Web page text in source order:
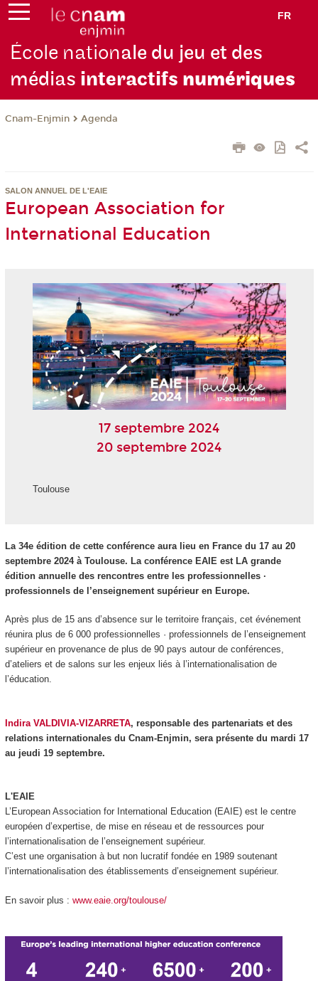
FR
École nationale du jeu et des
médias interactifs numériques
Cnam-Enjmin Agenda
SALON ANNUEL DE L'EAIE
European Association for
International Education
17 septembre 2024
20 septembre 2024
Toulouse
La 34e édition de cette conférence aura lieu en France du 17 au 20
septembre 2024 à Toulouse. La conférence EAIE est LA grande
édition annuelle des rencontres entre les professionnelles ·
professionnels de l’enseignement supérieur en Europe.
Après plus de 15 ans d’absence sur le territoire français, cet événement
réunira plus de 6 000 professionnelles · professionnels de l’enseignement
supérieur en provenance de plus de 90 pays autour de conférences,
d’ateliers et de salons sur les enjeux liés à l’internationalisation de
l’éducation.
Indira VALDIVIA-VIZARRETA, responsable des partenariats et des
relations internationales du Cnam-Enjmin, sera présente du mardi 17
au jeudi 19 septembre.
L'EAIE
L’European Association for International Education (EAIE) est le centre
européen d’expertise, de mise en réseau et de ressources pour
l’internationalisation de l’enseignement supérieur.
C’est une organisation à but non lucratif fondée en 1989 soutenant
l’internationalisation des établissements d’enseignement supérieur.
En savoir plus : www.eaie.org/toulouse/